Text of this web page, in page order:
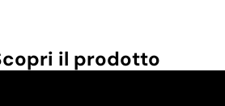
il prodotto